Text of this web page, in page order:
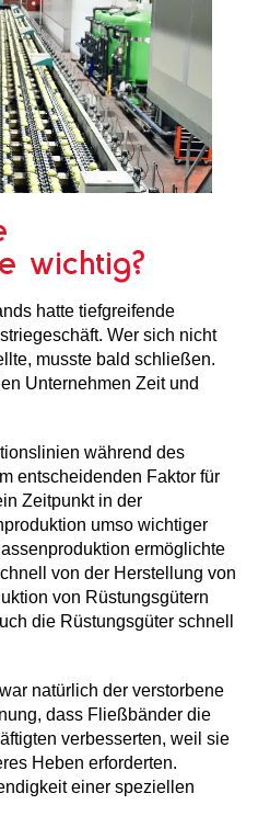
wichtig?
hatte tiefgreifende
Wer sich nicht
musste bald schließen.
Unternehmen Zeit und
während des
entscheidenden Faktor für
Zeitpunkt in der
umso wichtiger
ermöglichte
von der Herstellung von
von Rüstungsgütern
die Rüstungsgüter schnell
natürlich der verstorbene
dass Fließbänder die
verbesserten, weil sie
Heben erforderten.
einer speziellen